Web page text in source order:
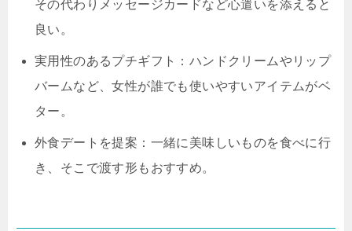
その代わりメッセージカードなど心遣いを添えると
良い。
実用性のあるプチギフト：ハンドクリームやリップ
バームなど、女性が誰でも使いやすいアイテムがベ
ター。
外食デートを提案：一緒に美味しいものを食べに行
き、そこで渡す形もおすすめ。